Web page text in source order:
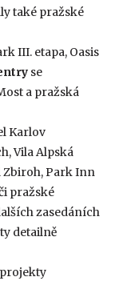
také pražské
III. etapa, Oasis
se
a pražská
Karlov
Vila Alpská
Zbiroh, Park Inn
pražské
zasedáních
detailně